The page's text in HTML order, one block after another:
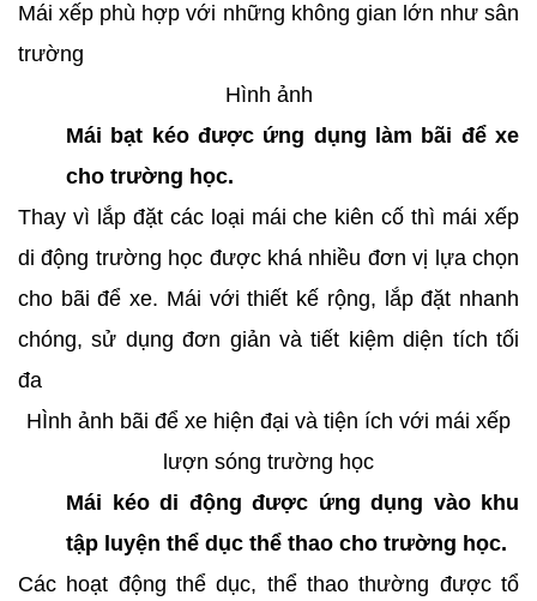
Mái xếp phù hợp với những không gian lớn như sân
trường
Hình ảnh
Mái bạt kéo được ứng dụng làm bãi để xe
cho trường học.
Thay vì lắp đặt các loại mái che kiên cố thì mái xếp
di động trường học được khá nhiều đơn vị lựa chọn
cho bãi để xe. Mái với thiết kế rộng, lắp đặt nhanh
chóng, sử dụng đơn giản và tiết kiệm diện tích tối
đa
HÌnh ảnh bãi để xe hiện đại và tiện ích với mái xếp
lượn sóng trường học
Mái kéo di động được ứng dụng vào khu
tập luyện thể dục thể thao cho trường học.
Các hoạt động thể dục, thể thao thường được tổ